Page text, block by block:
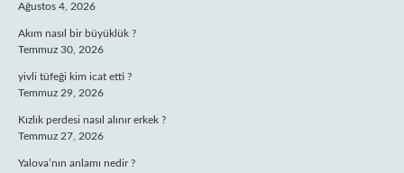
Ağustos 4, 2026
Akım nasıl bir büyüklük ?
Temmuz 30, 2026
yivli tüfeği kim icat etti ?
Temmuz 29, 2026
Kızlık perdesi nasıl alınır erkek ?
Temmuz 27, 2026
Yalova’nın anlamı nedir ?